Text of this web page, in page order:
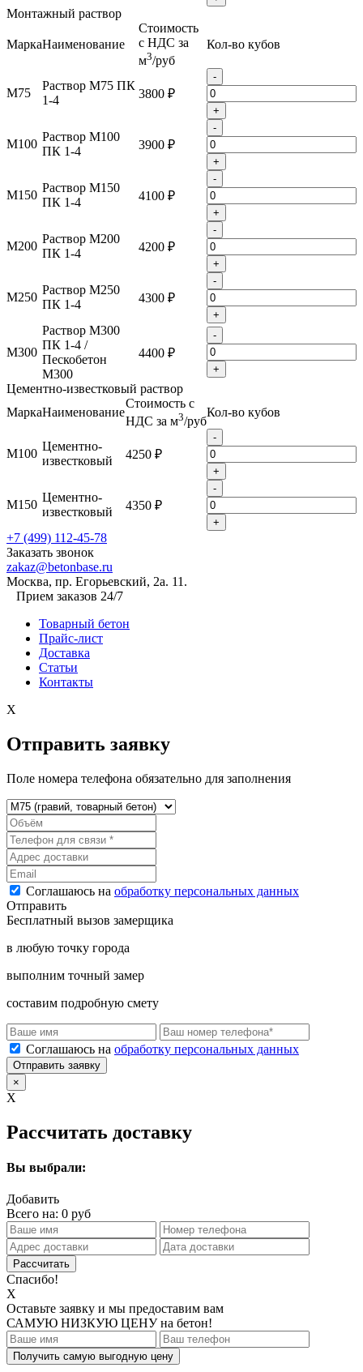
Монтажный раствор
МаркаНаименование
Стоимость
с НДС за
м3/руб
Кол-во кубов
М75
Раствор М75 ПК
1-4
3800 ₽
-
+
М100
Раствор М100
ПК 1-4
3900 ₽
-
+
М150
Раствор М150
ПК 1-4
4100 ₽
-
+
М200
Раствор М200
ПК 1-4
4200 ₽
-
+
М250
Раствор М250
ПК 1-4
4300 ₽
-
+
М300
Раствор М300
ПК 1-4 /
Пескобетон
М300
4400 ₽
-
+
Цементно-известковый раствор
МаркаНаименование
Стоимость с
НДС за м3/руб
Кол-во кубов
М100
Цементно-
известковый
4250 ₽
-
+
М150
Цементно-
известковый
4350 ₽
-
+
+7 (499) 112-45-78
Заказать звонок
zakaz@betonbase.ru
Москва, пр. Егорьевский, 2а. 11.
Прием заказов 24/7
Товарный бетон
Прайс-лист
Доставка
Статьи
Контакты
X
Отправить заявку
Поле номера телефона обязательно для заполнения
Соглашаюсь на обработку персональных данных
Отправить
Бесплатный вызов замерщика
в любую точку города
выполним точный замер
составим подробную смету
Соглашаюсь на обработку персональных данных
Отправить заявку
×
X
Рассчитать доставку
Вы выбрали:
Добавить
Всего на: 0 руб
Спасибо!
X
Оставьте заявку и мы предоставим вам
САМУЮ НИЗКУЮ ЦЕНУна бетон!
Получить самую выгодную цену